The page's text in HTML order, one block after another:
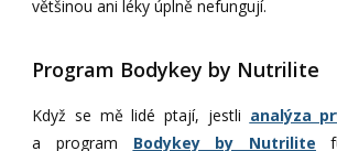
většinou ani léky úplně nefungují.
Program Bodykey by Nutrilite
Když se mě lidé ptají, jestli analýza
a program Bodykey by Nutrilite